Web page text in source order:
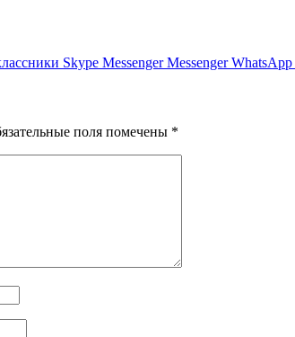
Skype Messenger Messenger WhatsApp
поля помечены *